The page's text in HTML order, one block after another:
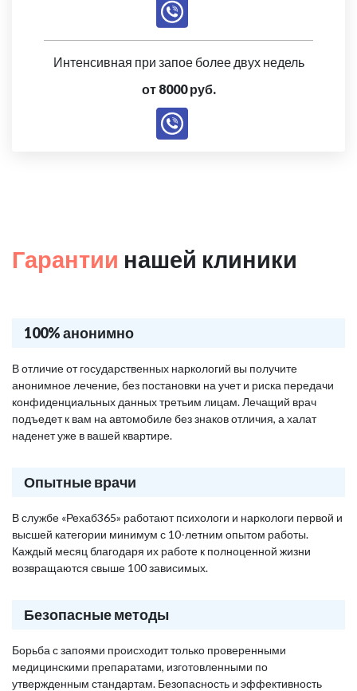
Интенсивная при запое более двух недель
от 8000 руб.
Гарантии нашей клиники
100% анонимно
В отличие от государственных наркологий вы получите
анонимное лечение, без постановки на учет и риска передачи
конфиденциальных данных третьим лицам. Лечащий врач
подъедет к вам на автомобиле без знаков отличия, а халат
наденет уже в вашей квартире.
Опытные врачи
В службе «Рехаб365» работают психологи и наркологи первой и
высшей категории минимум с 10-летним опытом работы.
Каждый месяц благодаря их работе к полноценной жизни
возвращаются свыше 100 зависимых.
Безопасные методы
Борьба с запоями происходит только проверенными
медицинскими препаратами, изготовленными по
утвержденным стандартам. Безопасность и эффективность